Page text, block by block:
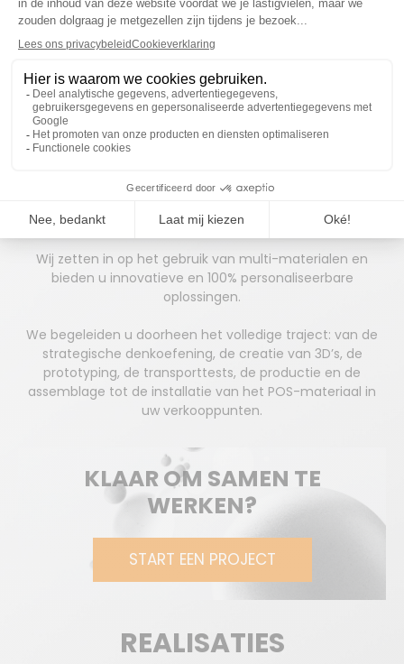
PEACE OF MIND
Wij zetten in op het gebruik van multi-materialen en
bieden u innovatieve en 100% personaliseerbare
oplossingen.
We begeleiden u doorheen het volledige traject: van de
strategische denkoefening, de creatie van 3D’s, de
prototyping, de transporttests, de productie en de
assemblage tot de installatie van het POS-materiaal in
uw verkooppunten.
KLAAR OM SAMEN TE
WERKEN?
START EEN PROJECT
REALISATIES